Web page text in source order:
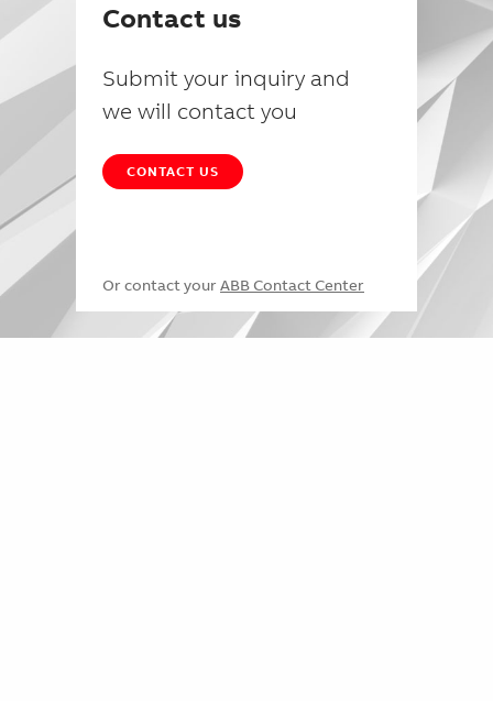
Contact us
Submit your inquiry and
we will contact you
CONTACT US
Or contact your ABB Contact Center